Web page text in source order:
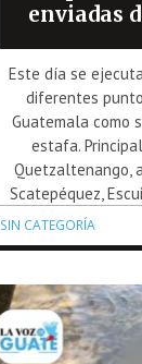
enviadas
Este día se
diferentes
Guatemala como
estafa.
Quetzaltenango,
Scatepéquez,
SIN CATEGORÍA